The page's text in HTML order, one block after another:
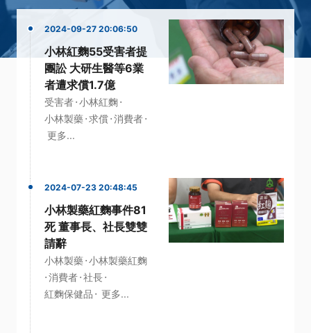
2024-09-27 20:06:50
小林紅麴55受害者提
團訟 大研生醫等6業
者遭求償1.7億
受害者·小林紅麴·
小林製藥·求償·消費者·
更多...
2024-07-23 20:48:45
小林製藥紅麴事件81
死 董事長、社長雙雙
請辭
小林製藥·小林製藥紅麴
·消費者·社長·
紅麴保健品 · 更多...